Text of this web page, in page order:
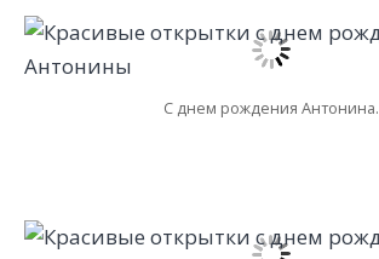
С днем рождения Антонина.